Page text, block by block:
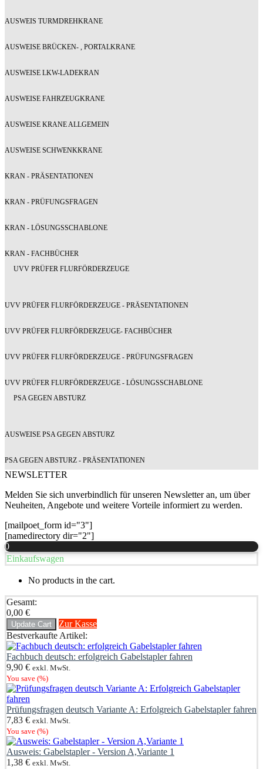
AUSWEIS TURMDREHKRANE
AUSWEISE BRÜCKEN- , PORTALKRANE
AUSWEISE LKW-LADEKRAN
AUSWEISE FAHRZEUGKRANE
AUSWEISE KRANE ALLGEMEIN
AUSWEISE SCHWENKKRANE
KRAN - PRÄSENTATIONEN
KRAN - PRÜFUNGSFRAGEN
KRAN - LÖSUNGSSCHABLONE
KRAN - FACHBÜCHER
UVV PRÜFER FLURFÖRDERZEUGE
UVV PRÜFER FLURFÖRDERZEUGE - PRÄSENTATIONEN
UVV PRÜFER FLURFÖRDERZEUGE- FACHBÜCHER
UVV PRÜFER FLURFÖRDERZEUGE - PRÜFUNGSFRAGEN
UVV PRÜFER FLURFÖRDERZEUGE - LÖSUNGSSCHABLONE
PSA GEGEN ABSTURZ
AUSWEISE PSA GEGEN ABSTURZ
PSA GEGEN ABSTURZ - PRÄSENTATIONEN
NEWSLETTER
Melden Sie sich unverbindlich für unseren Newsletter an, um über
Neuheiten, Angebote und weitere Vorteile informiert zu werden.
[mailpoet_form id="3"]
[namedirectory dir="2"]
0
Einkaufswagen
No products in the cart.
Gesamt:
0,00 €
Update Cart
Zur Kasse
Bestverkaufte Artikel:
Fachbuch deutsch: erfolgreich Gabelstapler fahren
9,90 € exkl. MwSt.
You save (%)
Prüfungsfragen deutsch Variante A: Erfolgreich Gabelstapler fahren
7,83 € exkl. MwSt.
You save (%)
Ausweis: Gabelstapler - Version A,Variante 1
1,38 € exkl. MwSt.